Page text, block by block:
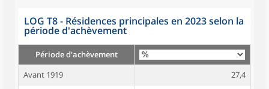
LOG T8 - Résidences principales en 2023 selon la
période d'achèvement
Période d'achèvement
Avant 1919
27,4